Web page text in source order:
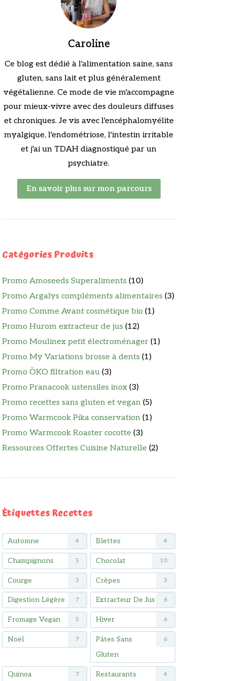
Caroline
Ce blog est dédié à l'alimentation saine, sans
gluten, sans lait et plus généralement
végétalienne. Ce mode de vie m'accompagne
pour mieux-vivre avec des douleurs diffuses
et chroniques. Je vis avec l'encéphalomyélite
myalgique, l'endométriose, l'intestin irritable
et j'ai un TDAH diagnostiqué par un
psychiatre.
En savoir plus sur mon parcours
Catégories Produits
Promo Amoseeds Superaliments (10)
Promo Argalys compléments alimentaires (3)
Promo Comme Avant cosmétique bio (1)
Promo Hurom extracteur de jus (12)
Promo Moulinex petit électroménager (1)
Promo My Variations brosse à dents (1)
Promo ÖKO filtration eau (3)
Promo Pranacook ustensiles inox (3)
Promo recettes sans gluten et vegan (5)
Promo Warmcook Pika conservation (1)
Promo Warmcook Roaster cocotte (3)
Ressources Offertes Cuisine Naturelle (2)
Étiquettes Recettes
Automne 4 Blettes 4
Champignons 5 Chocolat 10
Courge 3 Crêpes 3
Digestion Légère 7 Extracteur De Jus 6
Fromage Vegan 5 Hiver 6
Noël 7
Pâtes Sans
Gluten
6
Quinoa 7 Restaurants 4